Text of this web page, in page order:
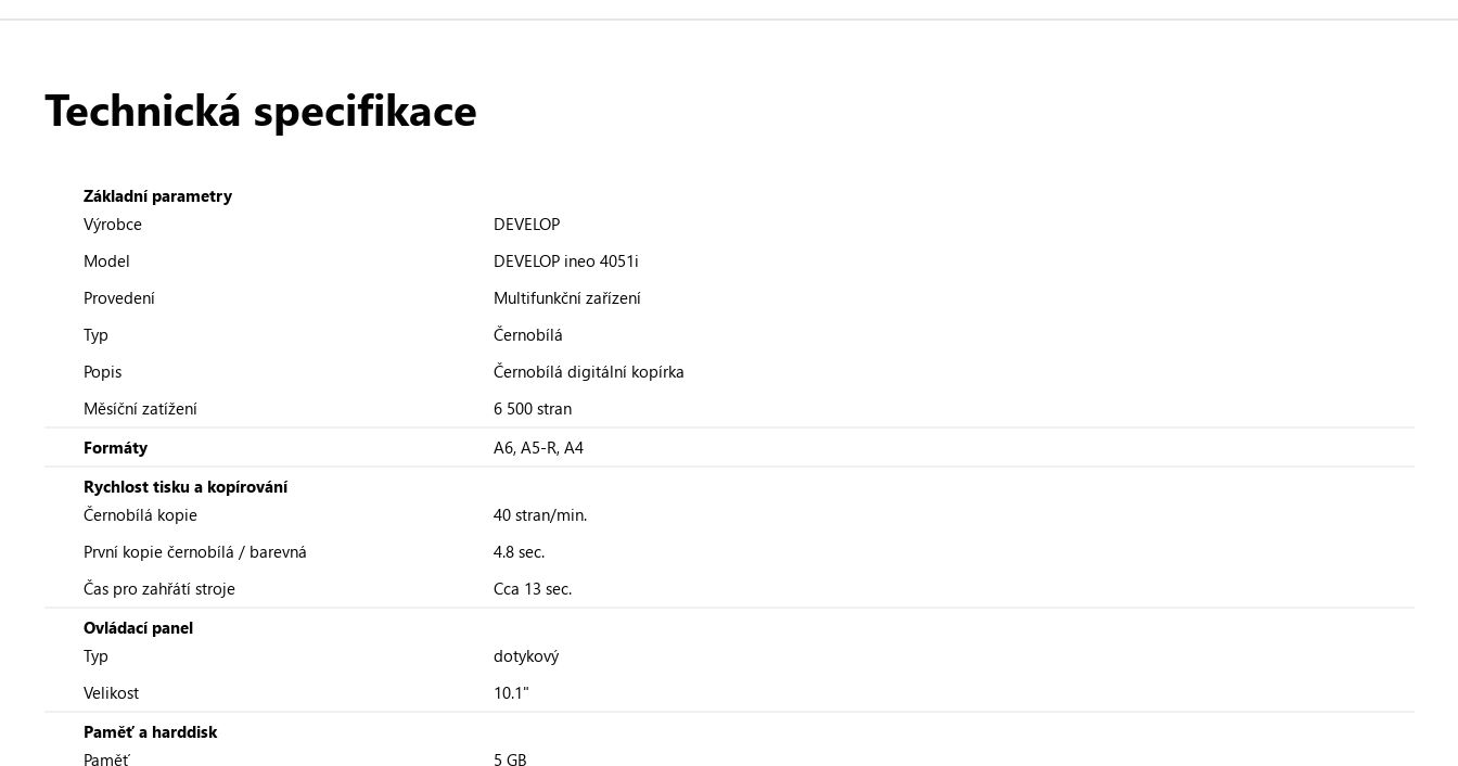
Technická specifikace
Základní parametry
Výrobce
DEVELOP
Model
DEVELOP ineo 4051i
Provedení
Multifunkční zařízení
Typ
Černobílá
Popis
Černobílá digitální kopírka
Měsíční zatížení
6 500 stran
Formáty
A6, A5-R, A4
Rychlost tisku a kopírování
Černobílá kopie
40 stran/min.
První kopie černobílá / barevná
4.8 sec.
Čas pro zahřátí stroje
Cca 13 sec.
Ovládací panel
Typ
dotykový
Velikost
10.1"
Paměť a harddisk
Paměť
5 GB